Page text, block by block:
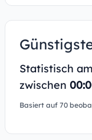
Statistisch
zwischen
Basiert auf 70